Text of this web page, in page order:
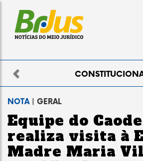
Previous
NOTA| GERAL
Equipe do
realiza visita à
Madre Maria